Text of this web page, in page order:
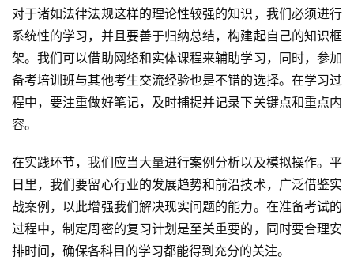
对于诸如法律法规这样的理论性较强的知识，我们必须进行
系统性的学习，并且要善于归纳总结，构建起自己的知识框
架。我们可以借助网络和实体课程来辅助学习，同时，参加
备考培训班与其他考生交流经验也是不错的选择。在学习过
程中，要注重做好笔记，及时捕捉并记录下关键点和重点内
容。
在实践环节，我们应当大量进行案例分析以及模拟操作。平
日里，我们要留心行业的发展趋势和前沿技术，广泛借鉴实
战案例，以此增强我们解决现实问题的能力。在准备考试的
过程中，制定周密的复习计划是至关重要的，同时要合理安
排时间，确保各科目的学习都能得到充分的关注。